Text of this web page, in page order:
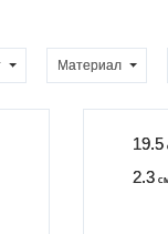
Материал
19.5
2.3